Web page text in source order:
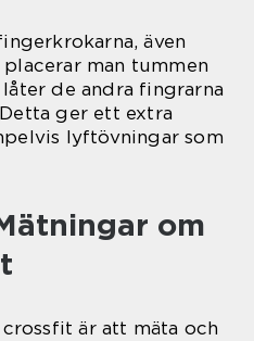
även
man tummen
de andra fingrarna
ger ett extra
lyftövningar som
om
är att mäta och